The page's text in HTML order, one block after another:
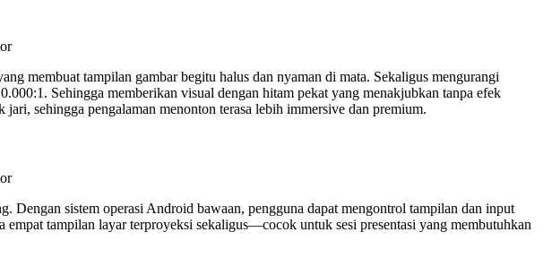
membuat tampilan gambar begitu halus dan nyaman di mata. Sekaligus mengurangi
Sehingga memberikan visual dengan hitam pekat yang menakjubkan tanpa efek
sehingga pengalaman menonton terasa lebih immersive dan premium.
Dengan sistem operasi Android bawaan, pengguna dapat mengontrol tampilan dan input
tampilan layar terproyeksi sekaligus—cocok untuk sesi presentasi yang membutuhkan